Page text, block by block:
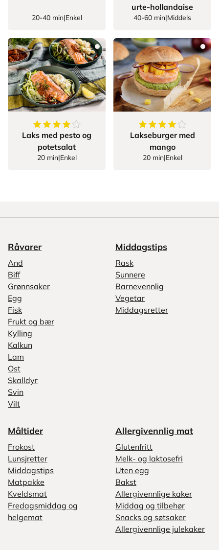
20-40 min|Enkel
urte-hollandaise
40-60 min|Middels
4.571428571428571
stjerner
Laks med pesto og
potetsalat
20 min|Enkel
4.363636363636363
Lakseburger med
mango
20 min|Enkel
Råvarer
And
Biff
Grønnsaker
Egg
Fisk
Frukt og bær
Kylling
Kalkun
Lam
Ost
Skalldyr
Svin
Vilt
Middagstips
Rask
Sunnere
Barnevennlig
Vegetar
Middagsretter
Måltider
Frokost
Lunsjretter
Middagstips
Matpakke
Kveldsmat
Fredagsmiddag og
helgemat
Allergivennlig mat
Glutenfritt
Melk- og laktosefri
Uten egg
Bakst
Allergivennlige kaker
Middag og tilbehør
Snacks og søtsaker
Allergivennlige julekaker